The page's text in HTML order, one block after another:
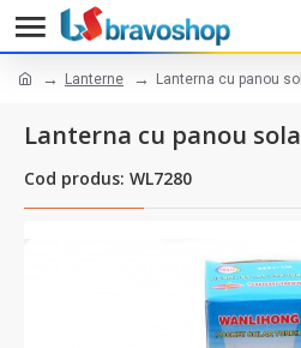
Lanterne Lanterna cu panou
Lanterna cu panou
Cod produs: WL7280